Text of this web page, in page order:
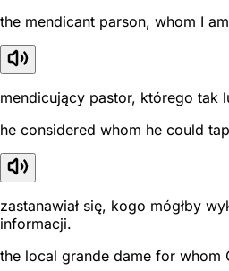
the mendicant parson, whom I
mendicujący pastor, którego tak
he considered whom he could
zastanawiał się, kogo mógłby
informacji.
the local grande dame for whom